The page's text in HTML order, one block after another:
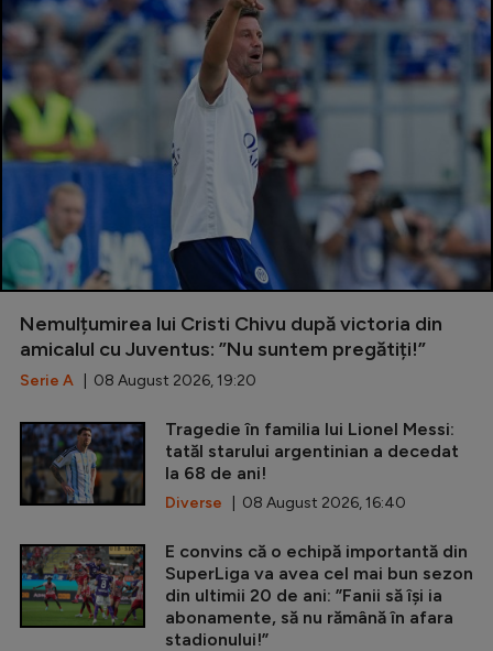
Nemulțumirea lui Cristi Chivu după victoria din
amicalul cu Juventus: ”Nu suntem pregătiți!”
Serie A | 08 August 2026, 19:20
Tragedie în familia lui Lionel Messi:
tatăl starului argentinian a decedat
la 68 de ani!
Diverse | 08 August 2026, 16:40
E convins că o echipă importantă din
SuperLiga va avea cel mai bun sezon
din ultimii 20 de ani: ”Fanii să își ia
abonamente, să nu rămână în afara
stadionului!”